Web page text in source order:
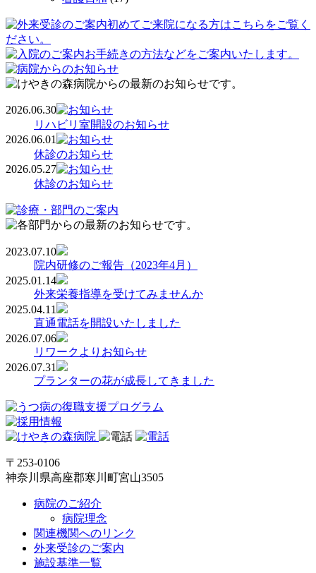
2026.06.30
リハビリ室開設のお知らせ
2026.06.01
休診のお知らせ
2026.05.27
休診のお知らせ
2023.07.10
院内研修のご報告（2023年4月）
2025.01.14
外来栄養指導を受けてみませんか
2025.04.11
直通電話を開設いたしました
2026.07.06
リワークよりお知らせ
2026.07.31
プランターの花が成長してきました
〒253-0106
神奈川県高座郡寒川町宮山3505
病院のご紹介
病院理念
関連機関へのリンク
外来受診のご案内
施設基準一覧